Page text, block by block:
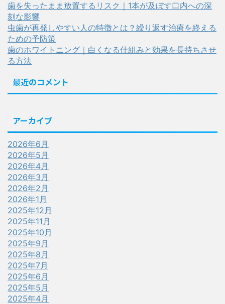
歯を失ったまま放置するリスク｜1本が及ぼす口内への深
刻な影響
虫歯が再発しやすい人の特徴とは？繰り返す治療を終える
ための予防策
歯のホワイトニング｜白くなる仕組みと効果を長持ちさせ
る方法
最近のコメント
アーカイブ
2026年6月
2026年5月
2026年4月
2026年3月
2026年2月
2026年1月
2025年12月
2025年11月
2025年10月
2025年9月
2025年8月
2025年7月
2025年6月
2025年5月
2025年4月